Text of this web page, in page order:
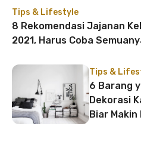
Tips & Lifestyle
8 Rekomendasi Jajanan
2021, Harus Coba
Tips &
6 Barang
Dekorasi
Biar Makin